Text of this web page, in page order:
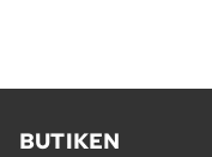
BUTIKEN